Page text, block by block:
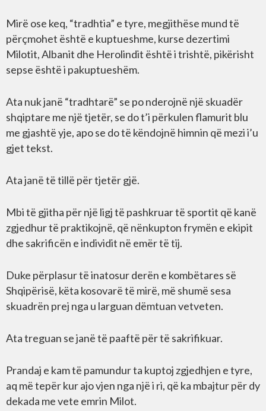
Mirë ose keq, “tradhtia” e tyre, megjithëse mund të
përçmohet është e kuptueshme, kurse dezertimi
Milotit, Albanit dhe Herolindit është i trishtë, pikërisht
sepse është i pakuptueshëm.
Ata nuk janë “tradhtarë” se po nderojnë një skuadër
shqiptare me një tjetër, se do t’i përkulen flamurit blu
me gjashtë yje, apo se do të këndojnë himnin që mezi i’u
gjet tekst.
Ata janë të tillë për tjetër gjë.
Mbi të gjitha për një ligj të pashkruar të sportit që kanë
zgjedhur të praktikojnë, që nënkupton frymën e ekipit
dhe sakrificën e individit në emër të tij.
Duke përplasur të inatosur derën e kombëtares së
Shqipërisë, këta kosovarë të mirë, më shumë sesa
skuadrën prej nga u larguan dëmtuan vetveten.
Ata treguan se janë të paaftë për të sakrifikuar.
Prandaj e kam të pamundur ta kuptoj zgjedhjen e tyre,
aq më tepër kur ajo vjen nga një i ri, që ka mbajtur për dy
dekada me vete emrin Milot.